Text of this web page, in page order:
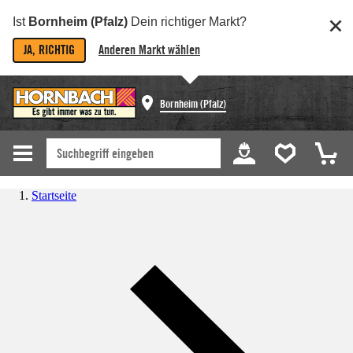
Ist Bornheim (Pfalz) Dein richtiger Markt?
JA, RICHTIG Anderen Markt wählen
Bornheim (Pfalz)
Startseite